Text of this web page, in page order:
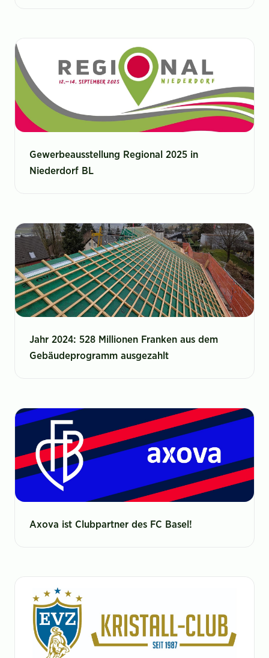
Gewerbeausstellung Regional 2025 in
Niederdorf BL
Jahr 2024: 528 Millionen Franken aus dem
Gebäudeprogramm ausgezahlt
Axova ist Clubpartner des FC Basel!